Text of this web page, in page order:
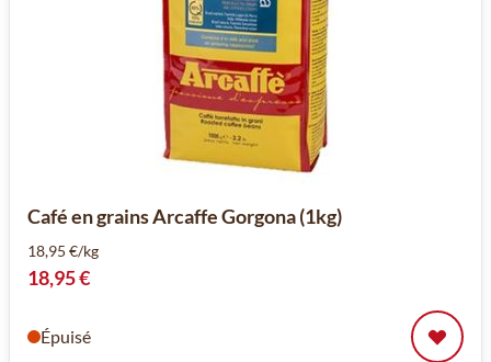
Café en grains Arcaffe Gorgona (1kg)
18,95 €/kg
18,95 €
Épuisé